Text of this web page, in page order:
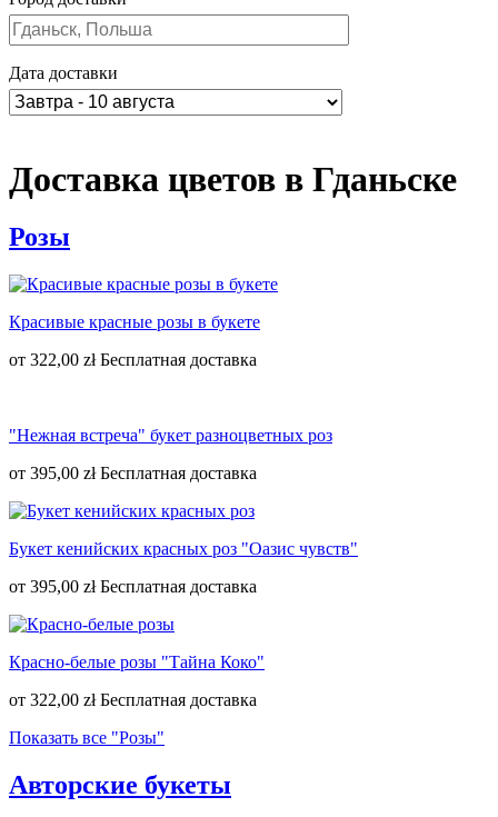
Дата доставки
Доставка цветов в Гданьске
Розы
Красивые красные розы в букете
от 322,00 zł
"Нежная встреча" букет разноцветных роз
от 395,00 zł
Букет кенийских красных роз "Оазис чувств"
от 395,00 zł
Красно-белые розы "Тайна Коко"
от 322,00 zł
Показать все "Розы"
Авторские букеты